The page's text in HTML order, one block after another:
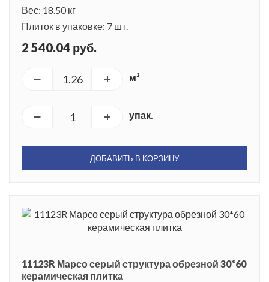
Вес: 18.50 кг
Плиток в упаковке: 7 шт.
2 540.04 руб.
м²
упак.
ДОБАВИТЬ В КОРЗИНУ
11123R Марсо серый структура обрезной 30*60
керамическая плитка